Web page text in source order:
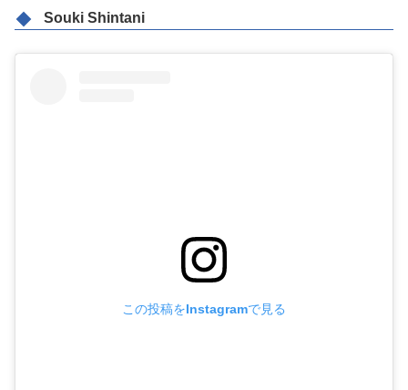
Souki Shintani
この投稿をInstagramで見る